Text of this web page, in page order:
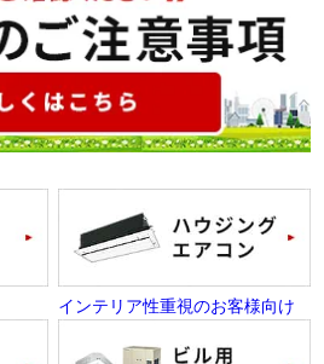
インテリア性重視のお客様向け